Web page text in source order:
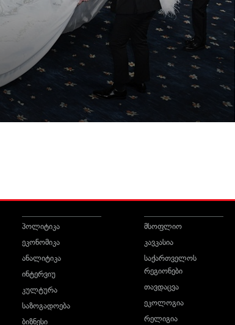
პოლიტიკა
ეკონომიკა
ანალიტიკა
ინტერვიუ
კულტურა
საზოგადოება
ბიზნესი
მსოფლიო
კავკასია
საქართველოს
რეგიონები
თავდაცვა
ეკოლოგია
რელიგია